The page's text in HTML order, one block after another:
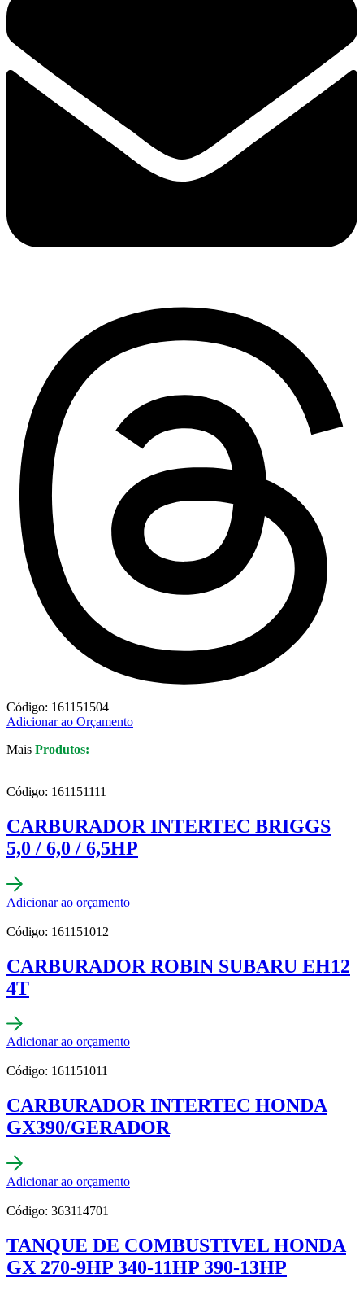
Código: 161151504
Adicionar ao Orçamento
Mais Produtos:
Código: 161151111
CARBURADOR INTERTEC BRIGGS
5,0 / 6,0 / 6,5HP
Adicionar ao orçamento
Código: 161151012
CARBURADOR ROBIN SUBARU EH12
4T
Adicionar ao orçamento
Código: 161151011
CARBURADOR INTERTEC HONDA
GX390/GERADOR
Adicionar ao orçamento
Código: 363114701
TANQUE DE COMBUSTIVEL HONDA
GX 270-9HP 340-11HP 390-13HP